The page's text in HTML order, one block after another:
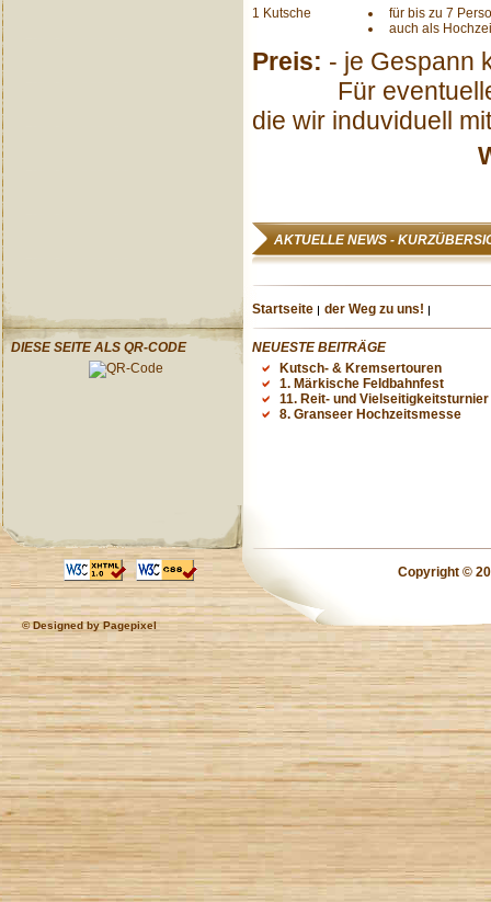
1 Kutsche
für bis zu 7
auch als
Preis: - je Gespann
Für eventuelle
die wir induviduell
AKTUELLE NEWS -
Startseite der Weg zu uns!
DIESE SEITE ALS QR-CODE
NEUESTE BEITRÄGE
Kutsch- & Kremsertouren
1. Märkische Feldbahnfest
11. Reit- und Vielseitigkeitsturnier
8. Granseer Hochzeitsmesse
Copyright ©
© Designed byPagepixel